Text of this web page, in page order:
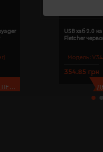
Модель:
USB хаб 2.0
Fletcher
354.85 грн